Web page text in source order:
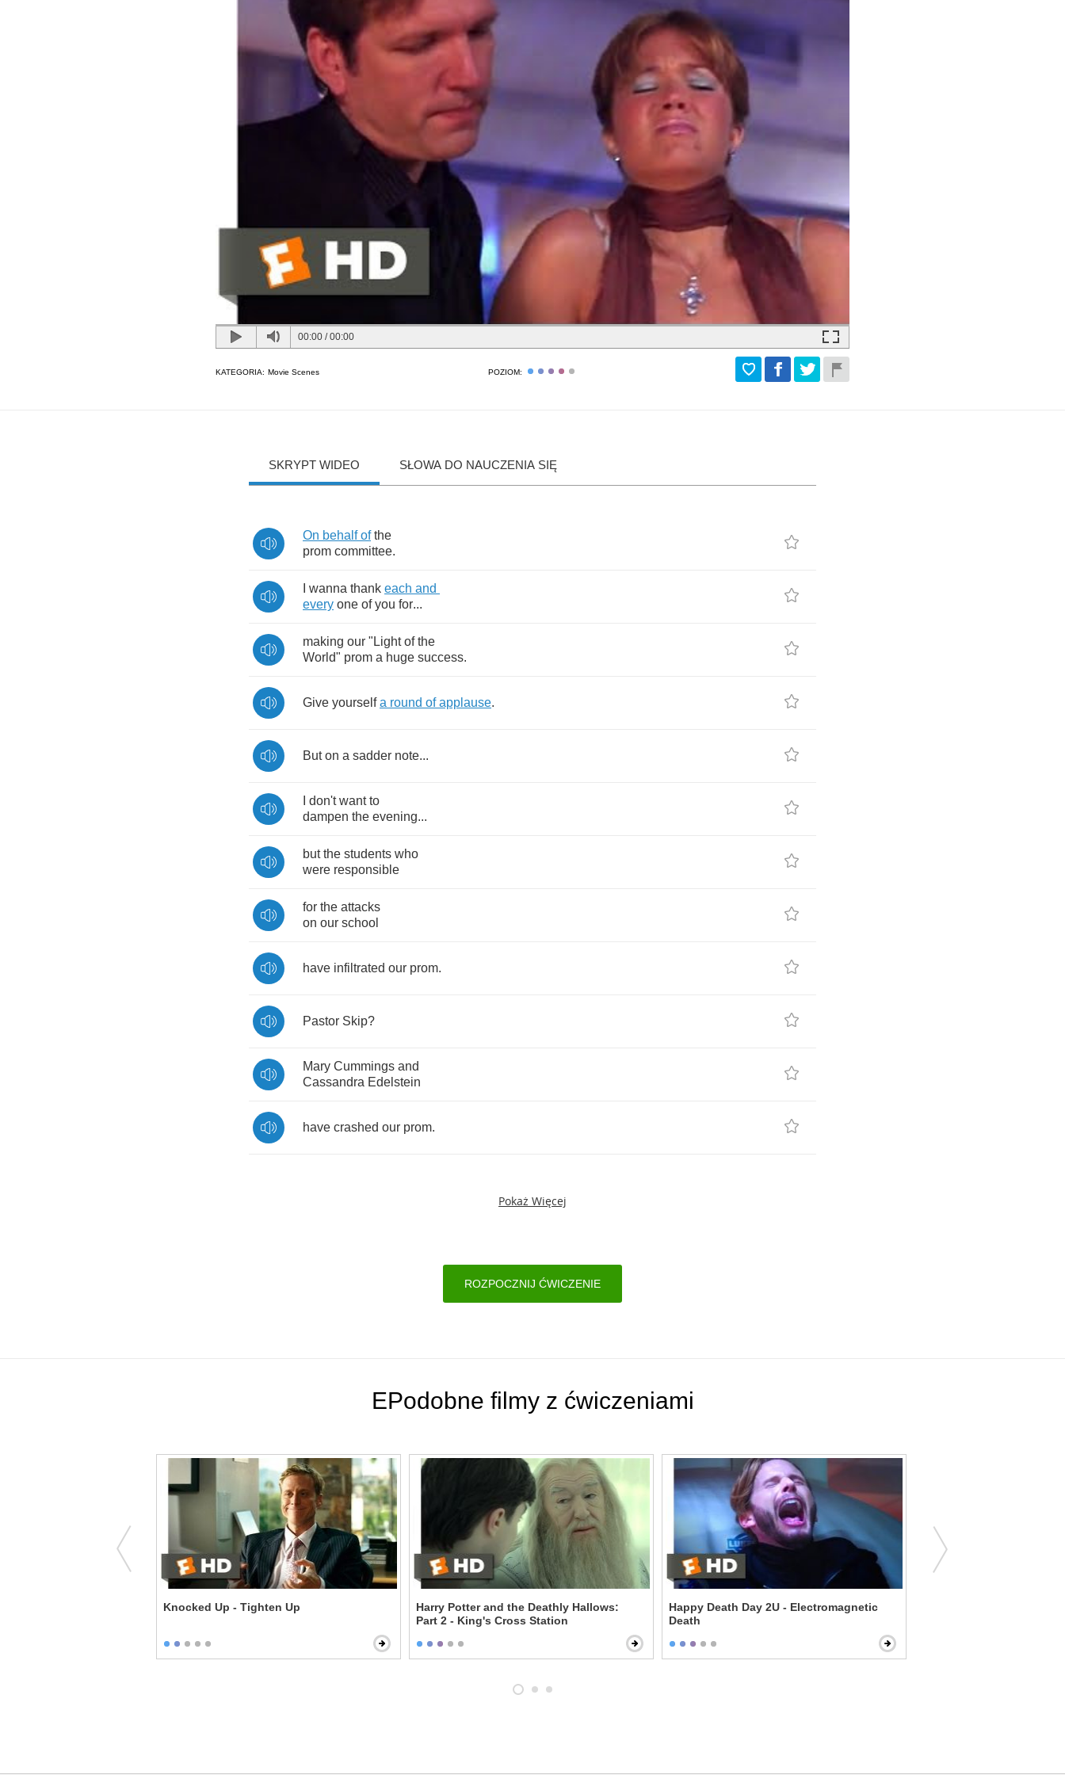
00:00 /00:00
KATEGORIA: Movie Scenes POZIOM:
SKRYPT WIDEO SŁOWA DO NAUCZENIA SIĘ
On behalf of the
prom committee.
wanna thank each and
every one of you for...
making our " Light of the
World" prom a huge success.
Give yourself a round of applause.
But on a sadder note...
don't want to
dampen the evening...
but the students who
were responsible
for the attacks
on our school
have infiltrated our prom.
Pastor Skip?
Mary Cummings and
Cassandra Edelstein
have crashed our prom.
Pokaż Więcej
ROZPOCZNIJ ĆWICZENIE
EPodobne filmy z ćwiczeniami
Knocked Up - Tighten Up
Harry Potter and the Deathly Hallows:
Part 2 - King's Cross Station
Happy Death Day 2U - Electromagnetic
Death